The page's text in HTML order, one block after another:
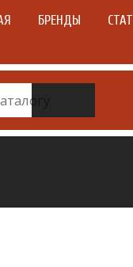
БРЕНДЫ